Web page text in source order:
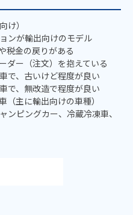
け）
ンが輸出向けのモデル
税金の戻りがある
ダー（注文）を抱えている
で、古いけど程度が良い
で、無改造で程度が良い
（主に輸出向けの車種）
ンピングカー、冷蔵冷凍車、